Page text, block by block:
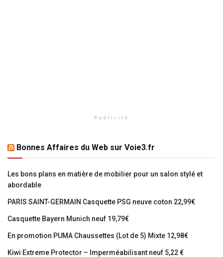
Publicité
Bonnes Affaires du Web sur Voie3.fr
Les bons plans en matière de mobilier pour un salon stylé et
abordable
PARIS SAINT-GERMAIN Casquette PSG neuve coton 22,99€
Casquette Bayern Munich neuf 19,79€
En promotion PUMA Chaussettes (Lot de 5) Mixte 12,98€
Kiwi Extreme Protector – Imperméabilisant neuf 5,22 €